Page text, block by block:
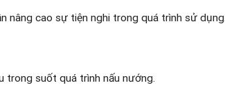
nâng cao sự tiện nghi trong quá trình sử dụng.
trong suốt quá trình nấu nướng.